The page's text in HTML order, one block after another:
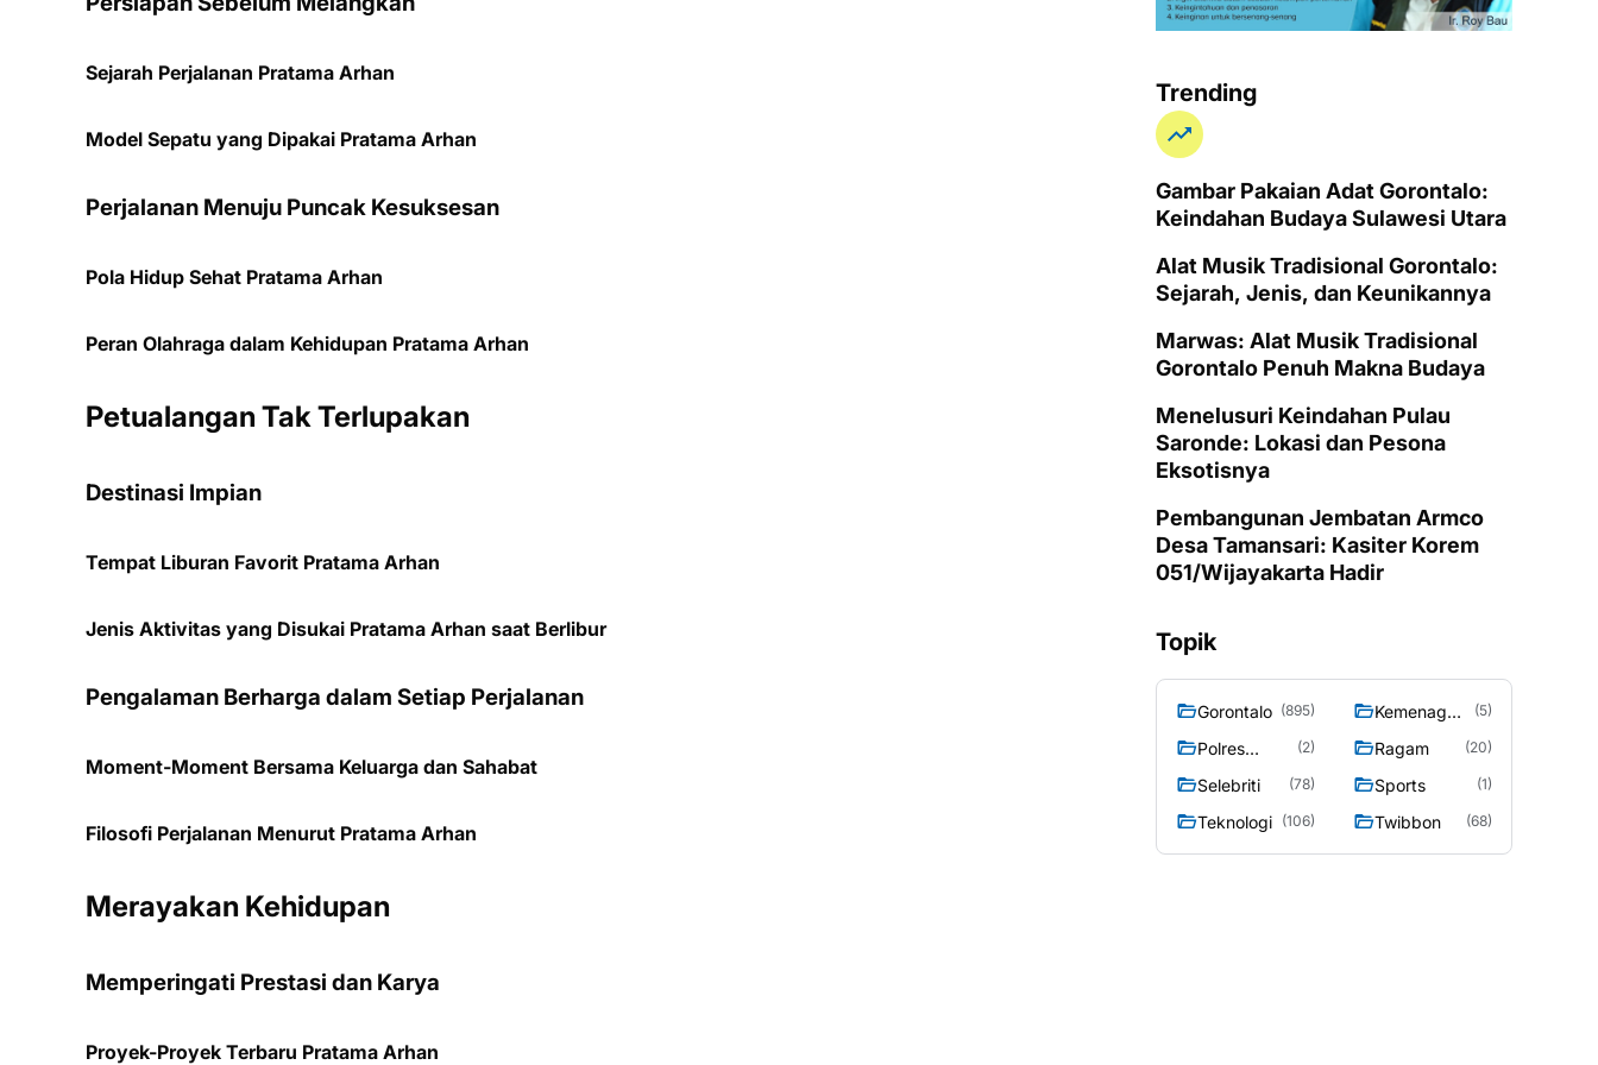
Sejarah Perjalanan Pratama Arhan
Model Sepatu yang Dipakai Pratama Arhan
Perjalanan Menuju Puncak Kesuksesan
Pola Hidup Sehat Pratama Arhan
Peran Olahraga dalam Kehidupan Pratama Arhan
Petualangan Tak Terlupakan
Destinasi Impian
Tempat Liburan Favorit Pratama Arhan
Jenis Aktivitas yang Disukai Pratama Arhan saat Berlibur
Pengalaman Berharga dalam Setiap Perjalanan
Moment-Moment Bersama Keluarga dan Sahabat
Filosofi Perjalanan Menurut Pratama Arhan
Merayakan Kehidupan
Memperingati Prestasi dan Karya
Proyek-Proyek Terbaru Pratama Arhan
Trending
Gambar Pakaian Adat Gorontalo:
Keindahan Budaya Sulawesi Utara
Alat Musik Tradisional Gorontalo:
Sejarah, Jenis, dan Keunikannya
Marwas: Alat Musik Tradisional
Gorontalo Penuh Makna Budaya
Menelusuri Keindahan Pulau
Saronde: Lokasi dan Pesona
Eksotisnya
Pembangunan Jembatan Armco
Desa Tamansari: Kasiter Korem
051/Wijayakarta Hadir
Topik
Gorontalo (895)
Kemenag
(5)
Polres
(2) Ragam (20)
Selebriti (78) Sports (1)
Teknologi (106) Twibbon (68)